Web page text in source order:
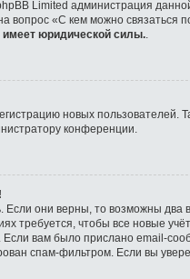
Limited администрация
вопрос «С кем можно связаться
имеет юридической силы..
новых
конференции.
они верны, то возможны два
требуется, чтобы все новые
вам было прислано email-
спам-фильтром. Если вы